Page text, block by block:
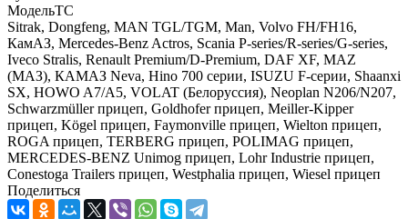
МодельТС
Sitrak, Dongfeng, MAN TGL/TGM, Man, Volvo FH/FH16,
КамАЗ, Mercedes-Benz Actros, Scania P-series/R-series/G-series,
Iveco Stralis, Renault Premium/D-Premium, DAF XF, MAZ
(МАЗ), КАМАЗ Neva, Hino 700 серии, ISUZU F-серии, Shaanxi
SX, HOWO A7/A5, VOLAT (Белоруссия), Neoplan N206/N207,
Schwarzmüller прицеп, Goldhofer прицеп, Meiller-Kipper
прицеп, Kögel прицеп, Faymonville прицеп, Wielton прицеп,
ROGA прицеп, TERBERG прицеп, POLIMAG прицеп,
MERCEDES-BENZ Unimog прицеп, Lohr Industrie прицеп,
Conestoga Trailers прицеп, Westphalia прицеп, Wiesel прицеп
Поделиться